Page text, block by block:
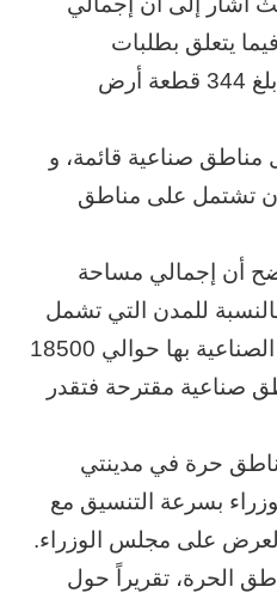
قطعة أرض بمساحة تقدر بنحو 8639 فداناَ، وفيما يتعلق بطلبات
التخصيص الخاصة بالأراضي الصناعية أوضح إن إجمالي قطع الأراضي المحجوزة بلغ 344 قطعة أرض
الجديدة وأوضح أن هناك 21 مدينة تشمل مناطق صناعية قائمة، و
على مناطق صناعية تحت التخطيط التفصيلي والترقيق، و3 مدن تشتمل على مناطق
أن إجمالي مساحة
عدد 129 منطقة صناعية، وبالنسبة للمدن التي تشمل
مناطق صناعية تحت التخطيط التفصيلي والترفيق يبلغ إجمالي مساحة المناطق الصناعية بها حوالي 18500
مناطق صناعية مقترحة فتقدر
حرة في مدينتي
بسرعة التنسيق مع
على مجلس الوزراء.
الحرة، تقريراً حول